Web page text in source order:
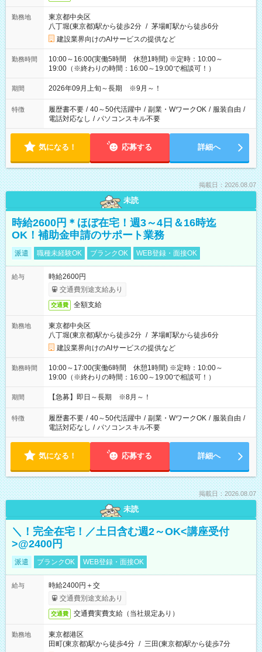
勤務地
東京都中央区
八丁堀(東京都)駅から徒歩2分 / 茅場町駅から徒歩6分
建設業界向けのAIサービスの提供など
勤務時間
10:00～16:00(実働5時間 休憩1時間) ※定時：10:00～
19:00（※終わりの時間：16:00～19:00で相談可！）
期間 2026年09月上旬～長期 ※9月～！
特徴 履歴書不要 / 40～50代活躍中 / 副業・WワークOK / 服装自由 /
電話対応なし / パソコンスキル不要
気になる！ 応募する 詳細へ
掲載日：2026.08.07
未読
時給2600円＊ほぼ在宅！週3～4日＆16時迄
OK！補助金申請のサポート業務
派遣 職種未経験OK ブランクOK WEB登録・面接OK
給与
時給2600円
交通費別途支給あり
交通費 全額支給
勤務地
東京都中央区
八丁堀(東京都)駅から徒歩2分 / 茅場町駅から徒歩6分
建設業界向けのAIサービスの提供など
勤務時間
10:00～17:00(実働6時間 休憩1時間) ※定時：10:00～
19:00（※終わりの時間：16:00～19:00で相談可！）
期間 【急募】即日～長期 ※8月～！
特徴 履歴書不要 / 40～50代活躍中 / 副業・WワークOK / 服装自由 /
電話対応なし / パソコンスキル不要
気になる！ 応募する 詳細へ
掲載日：2026.08.07
未読
＼！完全在宅！／土日含む週2～OK<講座受付
>@2400円
派遣 ブランクOK WEB登録・面接OK
給与
時給2400円＋交
交通費別途支給あり
交通費 交通費実費支給（当社規定あり）
勤務地
東京都港区
田町(東京都)駅から徒歩4分 / 三田(東京都)駅から徒歩7分